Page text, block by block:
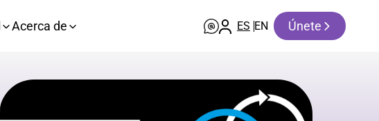
Acerca de ES EN Únete